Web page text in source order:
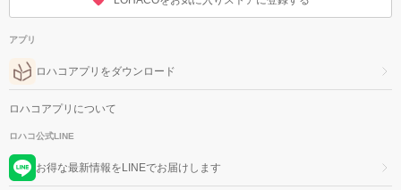
アプリ
ロハコアプリをダウンロード
ロハコアプリについて
ロハコ公式LINE
お得な最新情報をLINEでお届けします